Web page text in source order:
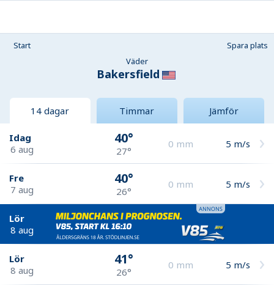
Start
Spara plats
Väder
Bakersfield
14 dagar Timmar Jämför
Idag
6 aug
40°
27°
0 mm 5 m/s
Fre
7 aug
40°
26°
0 mm 5 m/s
Lör
8 aug
Lör
8 aug
41°
26°
0 mm 5 m/s